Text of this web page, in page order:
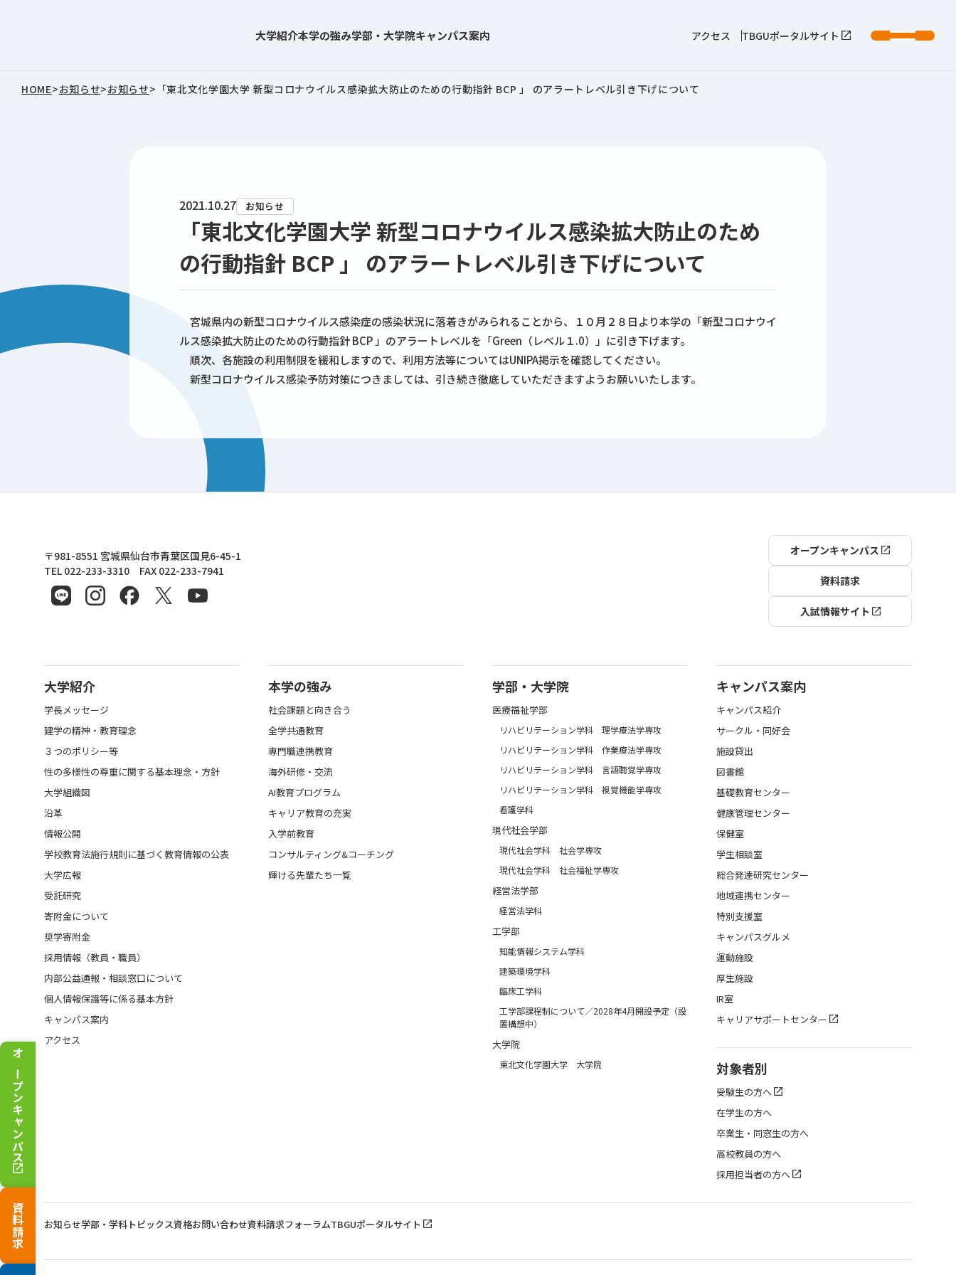
オープンキャンパス
資料請求
大学紹介本学の強み学部・大学院キャンパス案内 アクセス TBGUポータルサイト
HOME>お知らせ>お知らせ> 「東北文化学園大学 新型コロナウイルス感染拡大防止のための行動指針 BCP 」 のアラートレベル引き下げについて
2021.10.27 お知らせ
「東北文化学園大学 新型コロナウイルス感染拡大防止のため
の行動指針 BCP 」 のアラートレベル引き下げについて
宮城県内の新型コロナウイルス感染症の感染状況に落着きがみられることから、１０月２８日より本学の「新型コロナウイ
ルス感染拡大防止のための行動指針 BCP 」のアラートレベルを「Green（レベル１.0）」に引き下げます。
順次、各施設の利用制限を緩和しますので、利用方法等についてはUNIPA掲示を確認してください。
新型コロナウイルス感染予防対策につきましては、引き続き徹底していただきますようお願いいたします。
東北文化学園大学
〒981-8551 宮城県仙台市青葉区国見6-45-1
TEL 022-233-3310 FAX 022-233-7941
オープンキャンパス
資料請求
入試情報サイト
大学紹介
学長メッセージ
建学の精神・教育理念
３つのポリシー等
性の多様性の尊重に関する基本理念・方針
大学組織図
沿革
情報公開
学校教育法施行規則に基づく教育情報の公表
大学広報
受託研究
寄附金について
奨学寄附金
採用情報（教員・職員）
内部公益通報・相談窓口について
個人情報保護等に係る基本方針
キャンパス案内
アクセス
本学の強み
社会課題と向き合う
全学共通教育
専門職連携教育
海外研修・交流
AI教育プログラム
キャリア教育の充実
入学前教育
コンサルティング&コーチング
輝ける先輩たち一覧
学部・大学院
医療福祉学部
リハビリテーション学科 理学療法学専攻
リハビリテーション学科 作業療法学専攻
リハビリテーション学科 言語聴覚学専攻
リハビリテーション学科 視覚機能学専攻
看護学科
現代社会学部
現代社会学科 社会学専攻
現代社会学科 社会福祉学専攻
経営法学部
経営法学科
工学部
知能情報システム学科
建築環境学科
臨床工学科
工学部課程制について／2028年4月開設予定（設
置構想中）
大学院
東北文化学園大学 大学院
キャンパス案内
キャンパス紹介
サークル・同好会
施設貸出
図書館
基礎教育センター
健康管理センター
保健室
学生相談室
総合発達研究センター
地域連携センター
特別支援室
キャンパスグルメ
運動施設
厚生施設
IR室
キャリアサポートセンター
対象者別
受験生の方へ
在学生の方へ
卒業生・同窓生の方へ
高校教員の方へ
採用担当者の方へ
お知らせ学部・学科トピックス資格お問い合わせ資料請求フォーラムTBGUポータルサイト